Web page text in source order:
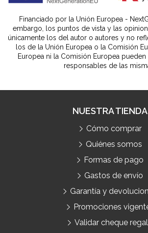
Financiado por la Unión Europea -
embargo, los puntos de vista y las
únicamente los del autor o autores y no
los de la Unión Europea o la Comisión
Europea ni la Comisión Europea
responsables de las
NUESTRA TIENDA
Cómo comprar
Quiénes somos
Formas de pago
Gastos de envío
Garantía y
Promociones
Validar cheque